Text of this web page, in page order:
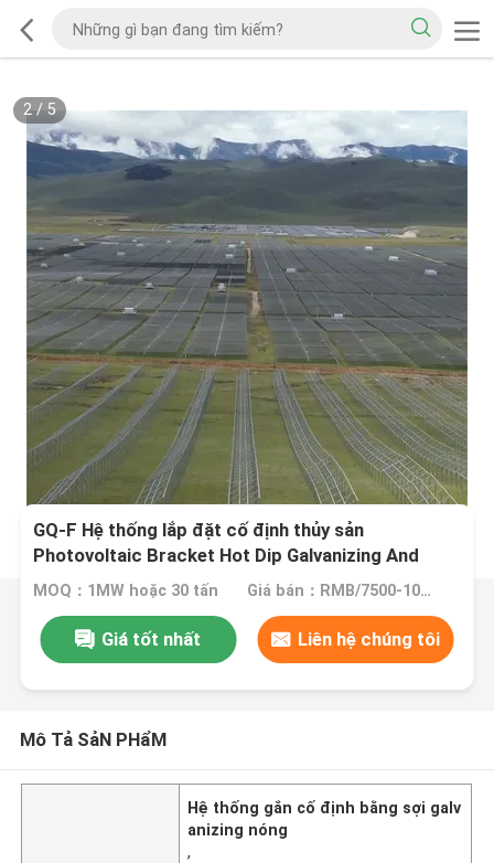
2/5
GQ-F Hệ thống lắp đặt cố định thủy sản
Photovoltaic Bracket Hot Dip Galvanizing And
Aluminum Magnesium Zinc Plating
MOQ：1MW hoặc 30 tấn Giá bán：RMB/7500-10000/tons
Giá tốt nhất Liên hệ chúng tôi
Mô Tả SảN PHẩM
Hệ thống gắn cố định bằng sợi galv
anizing nóng
,